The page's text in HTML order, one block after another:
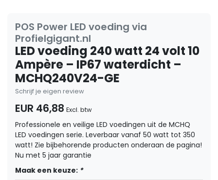
POS Power LED voeding via
Profielgigant.nl
LED voeding 240 watt 24 volt 10
Ampère – IP67 waterdicht –
MCHQ240V24-GE
Schrijf je eigen review
EUR 46,88 Excl. btw
Professionele en veilige LED voedingen uit de MCHQ
LED voedingen serie. Leverbaar vanaf 50 watt tot 350
watt! Zie bijbehorende producten onderaan de pagina!
Nu met 5 jaar garantie
Maak een keuze: *